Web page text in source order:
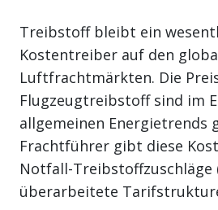
Treibstoff bleibt ein
Kostentreiber auf den
Luftfrachtmärkten. Die
Flugzeugtreibstoff sind im
allgemeinen Energietrends
Frachtführer gibt diese
Notfall-Treibstoffzuschläge
überarbeitete